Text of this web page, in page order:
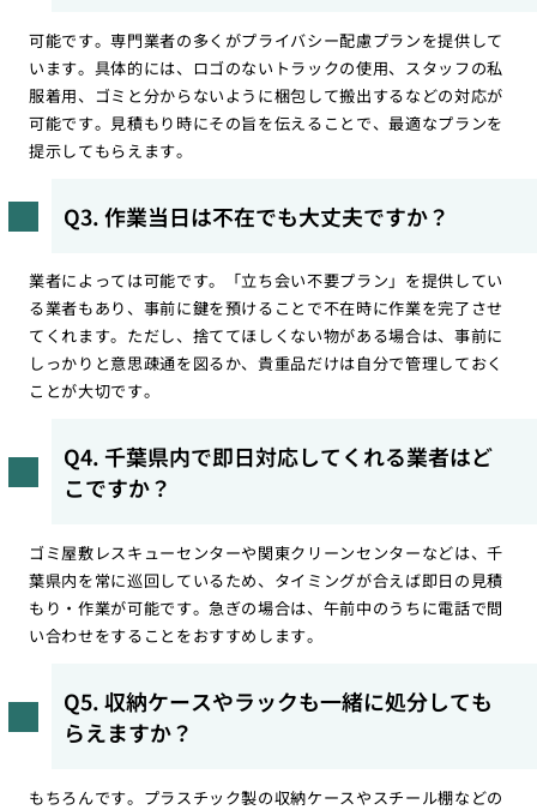
可能です。専門業者の多くがプライバシー配慮プランを提供して
います。具体的には、ロゴのないトラックの使用、スタッフの私
服着用、ゴミと分からないように梱包して搬出するなどの対応が
可能です。見積もり時にその旨を伝えることで、最適なプランを
提示してもらえます。
Q3. 作業当日は不在でも大丈夫ですか？
業者によっては可能です。「立ち会い不要プラン」を提供してい
る業者もあり、事前に鍵を預けることで不在時に作業を完了させ
てくれます。ただし、捨ててほしくない物がある場合は、事前に
しっかりと意思疎通を図るか、貴重品だけは自分で管理しておく
ことが大切です。
Q4. 千葉県内で即日対応してくれる業者はど
こですか？
ゴミ屋敷レスキューセンターや関東クリーンセンターなどは、千
葉県内を常に巡回しているため、タイミングが合えば即日の見積
もり・作業が可能です。急ぎの場合は、午前中のうちに電話で問
い合わせをすることをおすすめします。
Q5. 収納ケースやラックも一緒に処分しても
らえますか？
もちろんです。プラスチック製の収納ケースやスチール棚などの